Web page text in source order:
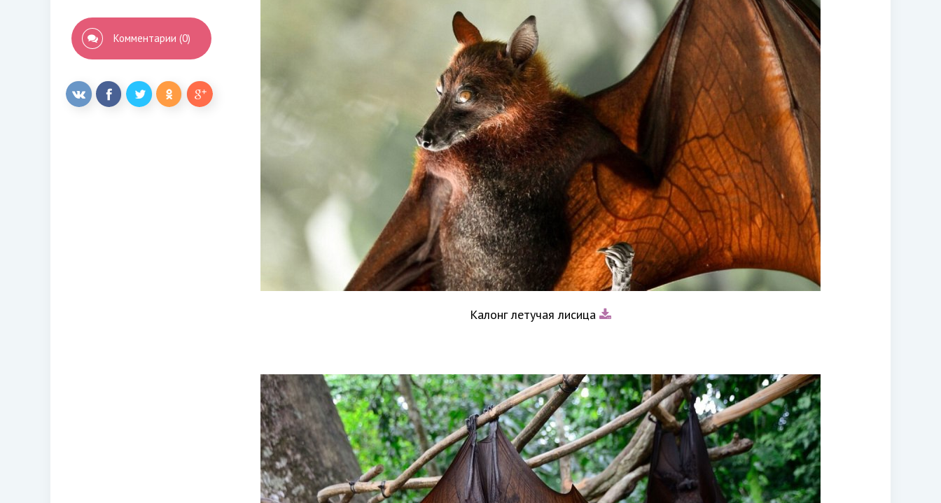
Комментарии (0)
Калонг летучая лисица